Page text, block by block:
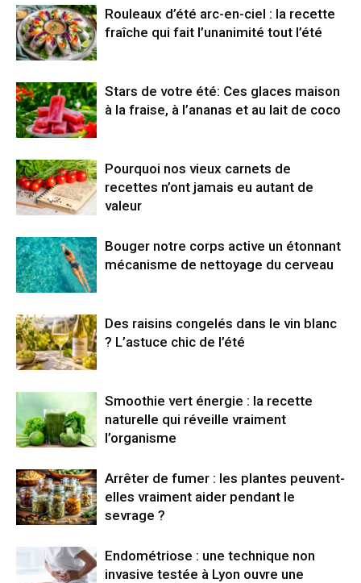
Rouleaux d’été arc-en-ciel : la recette
fraîche qui fait l’unanimité tout l’été
Stars de votre été: Ces glaces maison
à la fraise, à l’ananas et au lait de coco
Pourquoi nos vieux carnets de
recettes n’ont jamais eu autant de
valeur
Bouger notre corps active un étonnant
mécanisme de nettoyage du cerveau
Des raisins congelés dans le vin blanc
? L’astuce chic de l’été
Smoothie vert énergie : la recette
naturelle qui réveille vraiment
l’organisme
Arrêter de fumer : les plantes peuvent-
elles vraiment aider pendant le
sevrage ?
Endométriose : une technique non
invasive testée à Lyon ouvre une